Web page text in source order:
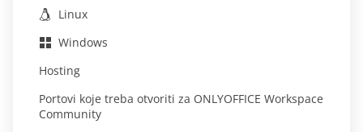
Linux
Windows
Hosting
Portovi koje treba otvoriti za ONLYOFFICE Workspace
Community